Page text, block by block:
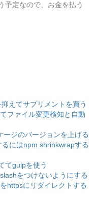
予定なので、お金を払う
えてサプリメントを買う
ファイル変更検知と自動
ジのバージョンを上げる
にはnpm shrinkwrapする
てgulpを使う
をつけないようにする
httpsにリダイレクトする